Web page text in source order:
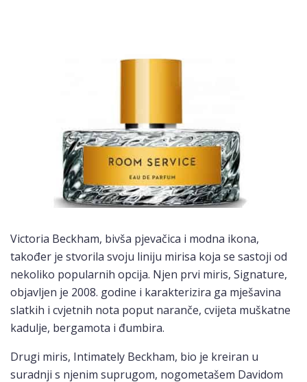
Victoria Beckham, bivša pjevačica i modna ikona,
također je stvorila svoju liniju mirisa koja se sastoji od
nekoliko popularnih opcija. Njen prvi miris, Signature,
objavljen je 2008. godine i karakterizira ga mješavina
slatkih i cvjetnih nota poput naranče, cvijeta muškatne
kadulje, bergamota i đumbira.
Drugi miris, Intimately Beckham, bio je kreiran u
suradnji s njenim suprugom, nogometašem Davidom